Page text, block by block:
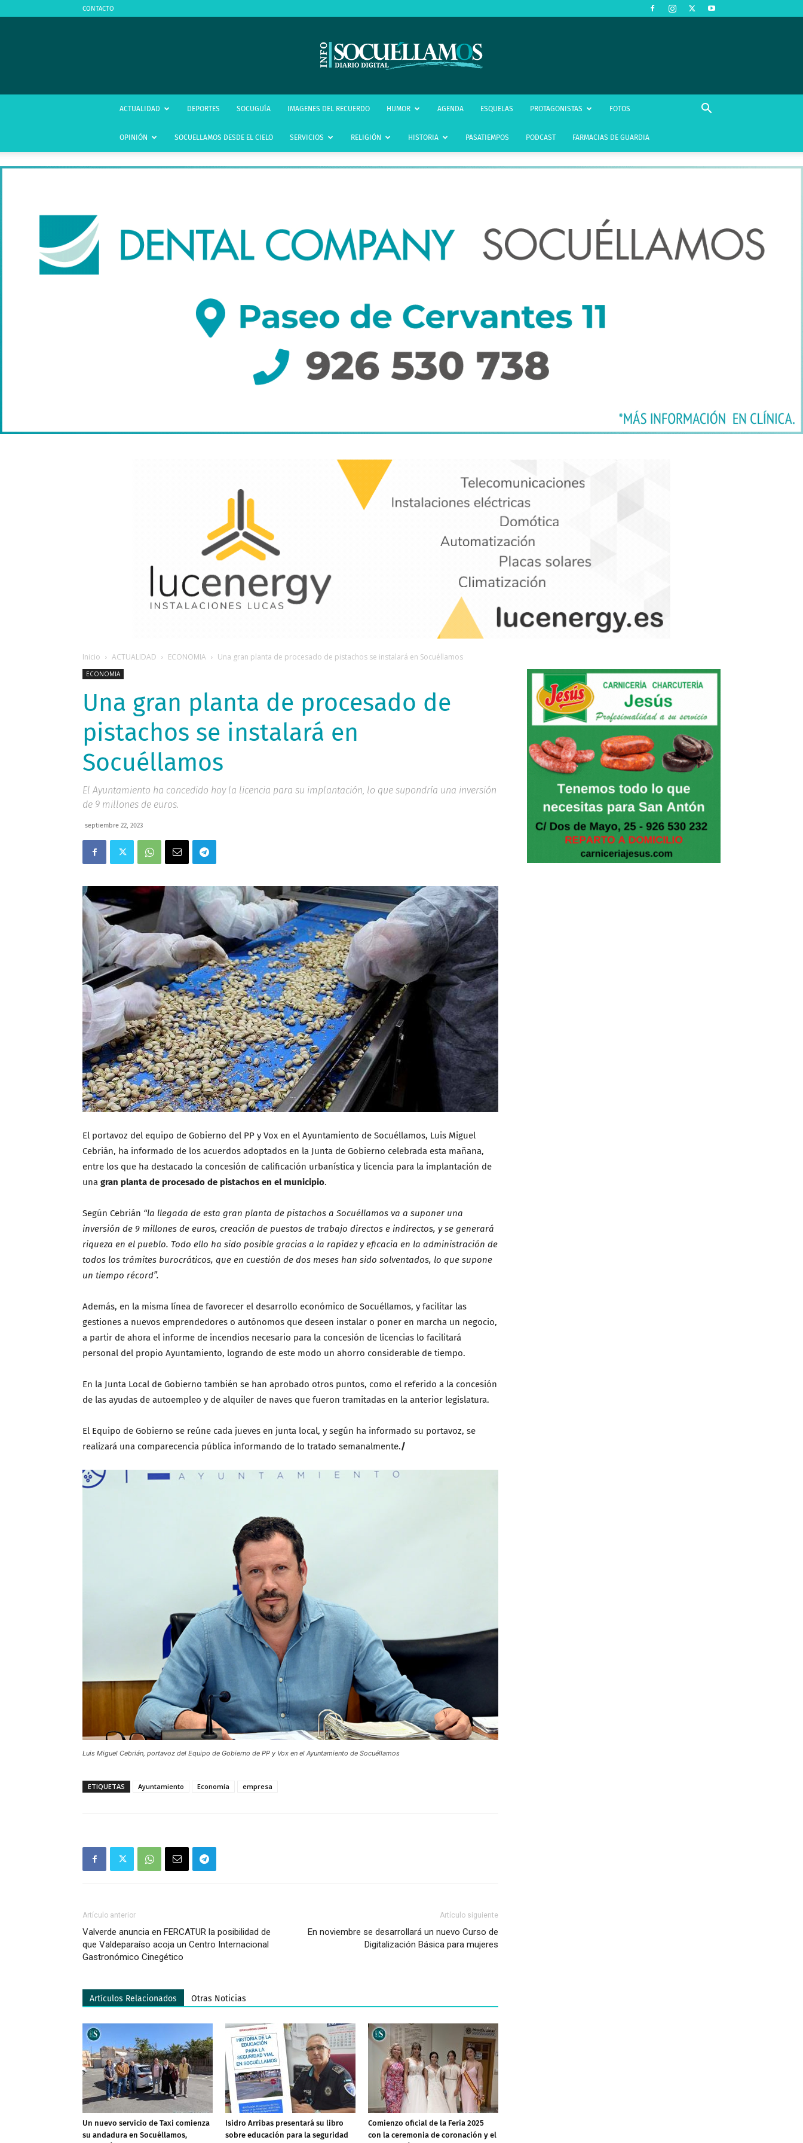
CONTACTO
infoSocuéllamos
ACTUALIDAD DEPORTES SOCUGUÍA IMAGENES DEL RECUERDO HUMOR AGENDA ESQUELAS PROTAGONISTAS FOTOS
OPINIÓN SOCUELLAMOS DESDE EL CIELO SERVICIOS RELIGIÓN HISTORIA PASATIEMPOS PODCAST FARMACIAS DE GUARDIA
Inicio ACTUALIDAD ECONOMIA Una gran planta de procesado de pistachos se instalará en Socuéllamos
ECONOMIA
Una gran planta de procesado de
pistachos se instalará en
Socuéllamos
El Ayuntamiento ha concedido hoy la licencia para su implantación, lo que supondría una inversión
de 9 millones de euros.
septiembre 22, 2023
El portavoz del equipo de Gobierno del PP y Vox en el Ayuntamiento de Socuéllamos, Luis Miguel
Cebrián, ha informado de los acuerdos adoptados en la Junta de Gobierno celebrada esta mañana,
entre los que ha destacado la concesión de calificación urbanística y licencia para la implantación de
una gran planta de procesado de pistachos en el municipio.
Según Cebrián “la llegada de esta gran planta de pistachos a Socuéllamos va a suponer una
inversión de 9 millones de euros, creación de puestos de trabajo directos e indirectos, y se generará
riqueza en el pueblo. Todo ello ha sido posible gracias a la rapidez y eficacia en la administración de
todos los trámites burocráticos, que en cuestión de dos meses han sido solventados, lo que supone
un tiempo récord”.
Además, en la misma línea de favorecer el desarrollo económico de Socuéllamos, y facilitar las
gestiones a nuevos emprendedores o autónomos que deseen instalar o poner en marcha un negocio,
a partir de ahora el informe de incendios necesario para la concesión de licencias lo facilitará
personal del propio Ayuntamiento, logrando de este modo un ahorro considerable de tiempo.
En la Junta Local de Gobierno también se han aprobado otros puntos, como el referido a la concesión
de las ayudas de autoempleo y de alquiler de naves que fueron tramitadas en la anterior legislatura.
El Equipo de Gobierno se reúne cada jueves en junta local, y según ha informado su portavoz, se
realizará una comparecencia pública informando de lo tratado semanalmente./
Luis Miguel Cebrián, portavoz del Equipo de Gobierno de PP y Vox en el Ayuntamiento de Socuéllamos
ETIQUETAS Ayuntamiento Economía empresa
Artículo anterior
Valverde anuncia en FERCATUR la posibilidad de
que Valdeparaíso acoja un Centro Internacional
Gastronómico Cinegético
Artículo siguiente
En noviembre se desarrollará un nuevo Curso de
Digitalización Básica para mujeres
Artículos Relacionados Otras Noticias
Un nuevo servicio de Taxi comienza
su andadura en Socuéllamos,
Isidro Arribas presentará su libro
sobre educación para la seguridad
Comienzo oficial de la Feria 2025
con la ceremonia de coronación y el